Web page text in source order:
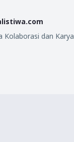
Kolaborasi dan Karya